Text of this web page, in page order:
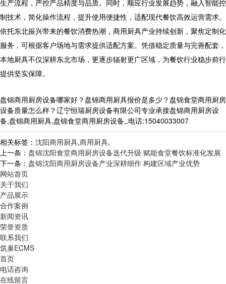
生产流程，严控产品精度与品质。同时，顺应行业发展趋势，融入智能控
制技术，简化操作流程，提升使用便捷性，适配现代餐饮高效运营需求。
依托东北振兴带来的餐饮消费热潮， 商用厨具产业持续创新，聚焦定制化
服务，可根据客户场地与需求提供适配方案。凭借稳定质量与完善配套，
本地厨具不仅深耕东北市场，更逐步辐射更广区域，为餐饮行业稳步前行
提供坚实保障。
盘锦商用厨房设备哪家好？盘锦商用厨具报价是多少？盘锦食堂商用厨房
设备质量怎么样？辽宁恒瑞厨房设备有限公司专业承接盘锦商用厨房设
备,盘锦商用厨具,盘锦食堂商用厨房设备,,电话:15040033007
相关标签： 沈阳商用厨具,商用厨具,
上一条： 盘锦沈阳食堂商用厨房设备迭代升级 赋能食堂餐饮标准化发展
下一条： 盘锦沈阳商用厨房设备产业深耕细作 构建区域产业优势
网站首页
关于我们
产品展示
合作案例
新闻资讯
荣誉资质
联系我们
筑巢ECMS
首页
电话咨询
在线留言